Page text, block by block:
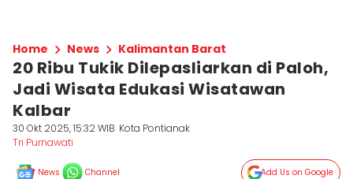
Home News Kalimantan Barat
20 Ribu Tukik Dilepasliarkan di Paloh,
Jadi Wisata Edukasi Wisatawan
Kalbar
30 Okt 2025, 15:32 WIB Kota Pontianak
Tri Purnawati
News Channel Add Us on Google